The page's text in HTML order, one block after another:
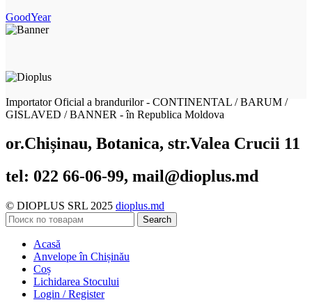
GoodYear
Importator Oficial a brandurilor - CONTINENTAL / BARUM /
GISLAVED / BANNER - în Republica Moldova
or.Chișinau, Botanica, str.Valea Crucii 11
tel: 022 66-06-99, mail@dioplus.md
© DIOPLUS SRL 2025 dioplus.md
Search
Acasă
Anvelope în Chișinău
Coș
Lichidarea Stocului
Login / Register